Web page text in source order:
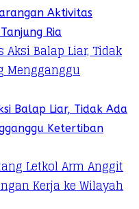
Aktivitas
Ria
Balap Liar, Tidak Ada
Ketertiban